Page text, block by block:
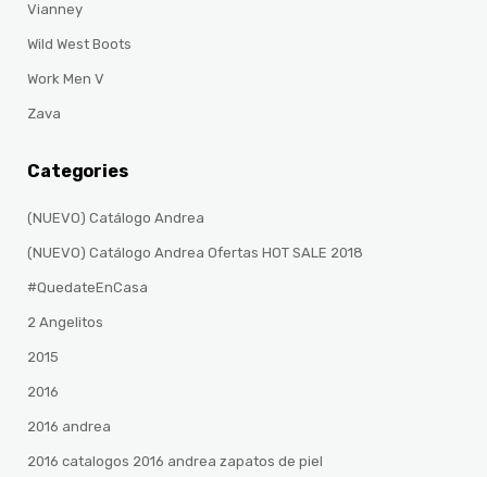
Vianney
Wild West Boots
Work Men V
Zava
Categories
(NUEVO) Catálogo Andrea
(NUEVO) Catálogo Andrea Ofertas HOT SALE 2018
#QuedateEnCasa
2 Angelitos
2015
2016
2016 andrea
2016 catalogos 2016 andrea zapatos de piel